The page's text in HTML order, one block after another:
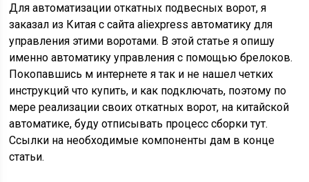
Для автоматизации откатных подвесных ворот, я
заказал из Китая с сайта aliexpress автоматику для
управления этими воротами. В этой статье я опишу
именно автоматику управления с помощью брелоков.
Покопавшись м интернете я так и не нашел четких
инструкций что купить, и как подключать, поэтому по
мере реализации своих откатных ворот, на китайской
автоматике, буду отписывать процесс сборки тут.
Ссылки на необходимые компоненты дам в конце
статьи.